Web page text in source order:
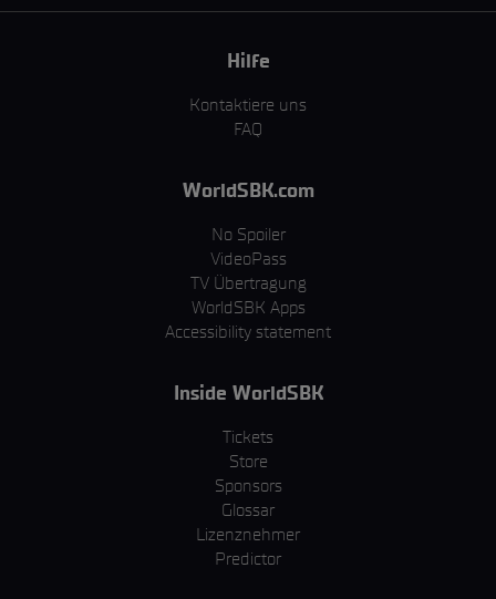
Hilfe
Kontaktiere uns
FAQ
WorldSBK.com
No Spoiler
VideoPass
TV Übertragung
WorldSBK Apps
Accessibility statement
Inside WorldSBK
Tickets
Store
Sponsors
Glossar
Lizenznehmer
Predictor